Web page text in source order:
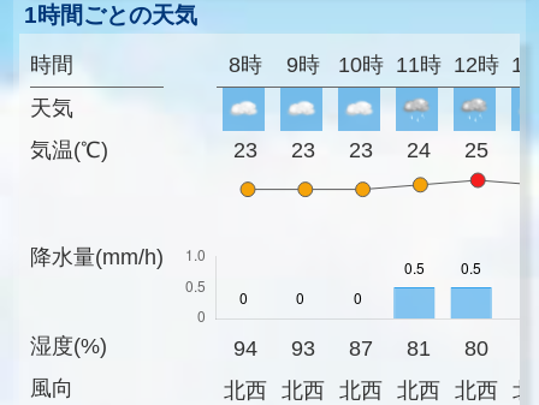
1時間ごとの天気
時間
天気
気温(℃)
降水量(mm/h)
湿度(%)
風向
8時 9時 10時 11時 12時
23 23 23 24 25
94 93 87 81 80
北西
北西 北西 北西 北西 北